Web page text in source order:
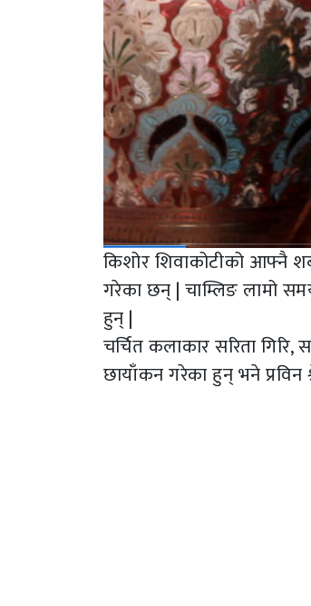
किशोर शिवाकोटीको आफ्नै
गरेका छन् | चाम्लिङ लामो
हुन् |
चर्चित कलाकार सरिता
छायाँकन गरेका हुन् भने प्रविन